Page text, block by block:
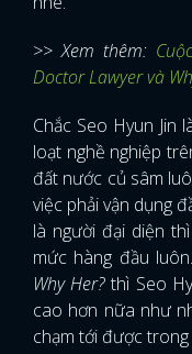
>> Xem thêm:
Doctor Lawyer và
Chắc Seo Hyun Jin
loạt nghề nghiệp
đất nước củ sâm
việc phải vận dụng
là người đại diện
mức hàng đầu
Why Her? thì Seo
cao hơn nữa như
chạm tới được